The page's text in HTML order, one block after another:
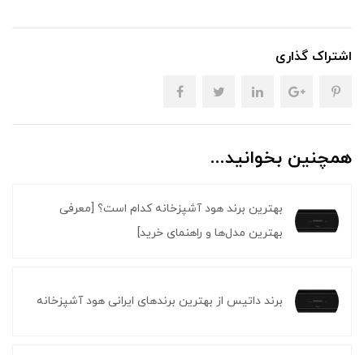
اشتراک گذاری
همچنین بخوانید...
بهترین برند هود آشپزخانه کدام است؟ [معرفی
بهترین مدل‌ها و راهنمای خرید]
برند داتیس از بهترین برندهای ایرانی هود آشپزخانه